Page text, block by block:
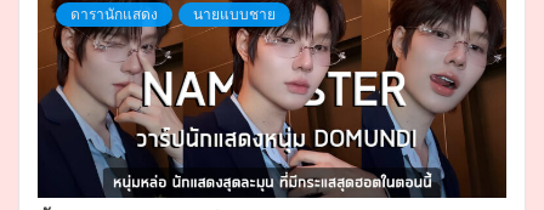
ดารานักแสดง นายแบบชาย